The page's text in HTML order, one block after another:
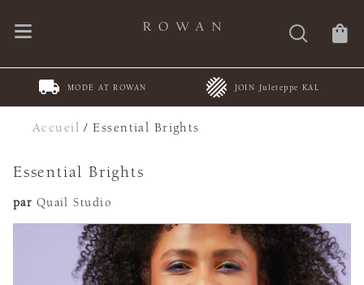
MODE AT ROWAN JOIN Juleteppe KAL
Accueil /Essential Brights
Essential Brights
par Quail Studio